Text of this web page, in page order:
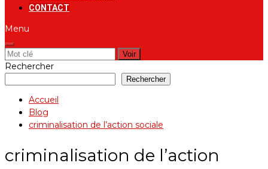
CONTACT
Menu
Rechercher:
Rechercher
Rechercher
Accueil
Blog
criminalisation de l’action sociale
criminalisation de l’action